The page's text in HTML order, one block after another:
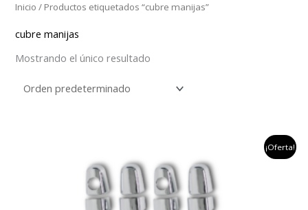
Inicio / Productos etiquetados “cubre manijas”
cubre manijas
Mostrando el único resultado
¡Oferta!
original
era:
$200,000.
actual
es:
$150,000.